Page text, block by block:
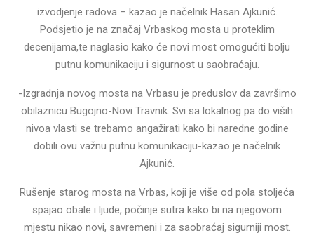
izvodjenje radova – kazao je načelnik Hasan Ajkunić.
Podsjetio je na značaj Vrbaskog mosta u proteklim
decenijama,te naglasio kako će novi most omogućiti bolju
putnu komunikaciju i sigurnost u saobraćaju.
-Izgradnja novog mosta na Vrbasu je preduslov da završimo
obilaznicu Bugojno-Novi Travnik. Svi sa lokalnog pa do viših
nivoa vlasti se trebamo angažirati kako bi naredne godine
dobili ovu važnu putnu komunikaciju-kazao je načelnik
Ajkunić.
Rušenje starog mosta na Vrbas, koji je više od pola stoljeća
spajao obale i ljude, počinje sutra kako bi na njegovom
mjestu nikao novi, savremeni i za saobraćaj sigurniji most.